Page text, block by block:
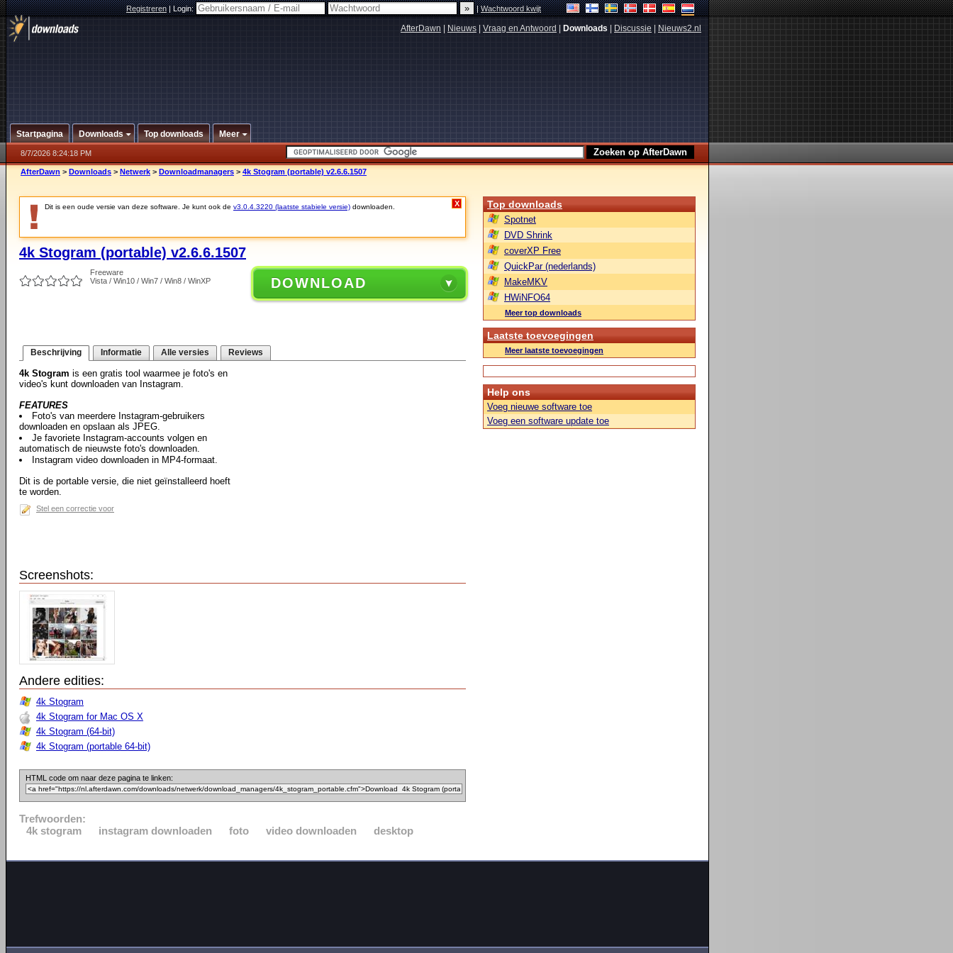
Registreren|Login: |Wachtwoord kwijt
AfterDawn Nieuws Vraag en Antwoord Downloads Discussie Nieuws2.nl
Startpagina Downloads Top downloads Meer
8/7/2026 8:24:18 PM
AfterDawn > Downloads > Netwerk > Downloadmanagers > 4k Stogram (portable) v2.6.6.1507
Dit is een oude versie van deze software. Je kunt ook de v3.0.4.3220 (laatste stabiele versie) downloaden. X
4k Stogram (portable) v2.6.6.1507
Freeware
Vista / Win10 / Win7 / Win8 / WinXP
DOWNLOAD
Beschrijving Informatie Alle versies Reviews
4k Stogram is een gratis tool waarmee je foto's en
video's kunt downloaden van Instagram.
FEATURES
Foto's van meerdere Instagram-gebruikers
downloaden en opslaan als JPEG.
Je favoriete Instagram-accounts volgen en
automatisch de nieuwste foto's downloaden.
Instagram video downloaden in MP4-formaat.
Dit is de portable versie, die niet geïnstalleerd hoeft
te worden.
Stel een correctie voor
Screenshots:
Andere edities:
4k Stogram
4k Stogram for Mac OS X
4k Stogram (64-bit)
4k Stogram (portable 64-bit)
HTML code om naar deze pagina te linken:
Trefwoorden:
4k stogram
instagram downloaden foto video downloaden desktop
Top downloads
Spotnet
DVD Shrink
coverXP Free
QuickPar (nederlands)
MakeMKV
HWiNFO64
Meer top downloads
Laatste toevoegingen
Meer laatste toevoegingen
Help ons
Voeg nieuwe software toe
Voeg een software update toe